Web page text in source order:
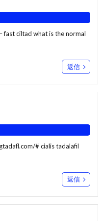
fast ciltad what is the normal
返信
# cialis tadalafil
返信